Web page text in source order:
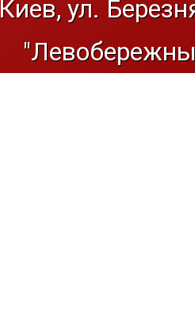
Киев, ул.